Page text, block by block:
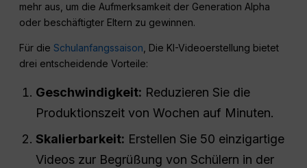
mehr aus, um die Aufmerksamkeit der Generation Alpha
oder beschäftigter Eltern zu gewinnen.
Für dieSchulanfangssaison, Die KI-Videoerstellung bietet
drei entscheidende Vorteile:
Geschwindigkeit: Reduzieren Sie die
Produktionszeit von Wochen auf Minuten.
Skalierbarkeit: Erstellen Sie 50 einzigartige
Videos zur Begrüßung von Schülern in der